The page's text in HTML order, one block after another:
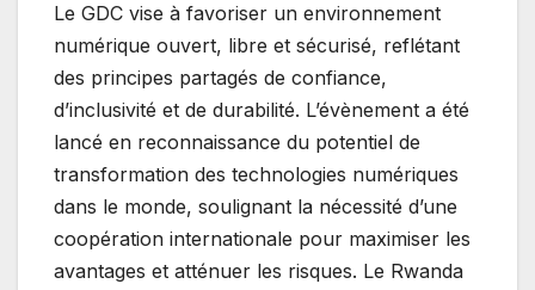
Le GDC vise à favoriser un environnement
numérique ouvert, libre et sécurisé, reflétant
des principes partagés de confiance,
d’inclusivité et de durabilité. L’évènement a été
lancé en reconnaissance du potentiel de
transformation des technologies numériques
dans le monde, soulignant la nécessité d’une
coopération internationale pour maximiser les
avantages et atténuer les risques. Le Rwanda